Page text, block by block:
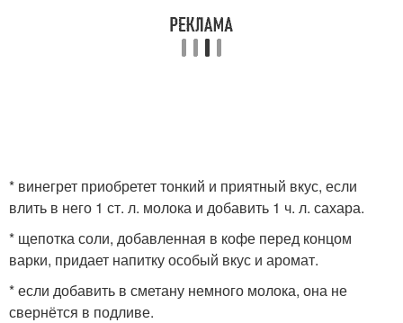
* винегрет приобретет тонкий и приятный вкус, если
влить в него 1 ст. л. молока и добавить 1 ч. л. сахара.
* щепотка соли, добавленная в кофе перед концом
варки, придает напитку особый вкус и аромат.
* если добавить в сметану немного молока, она не
свернётся в подливе.